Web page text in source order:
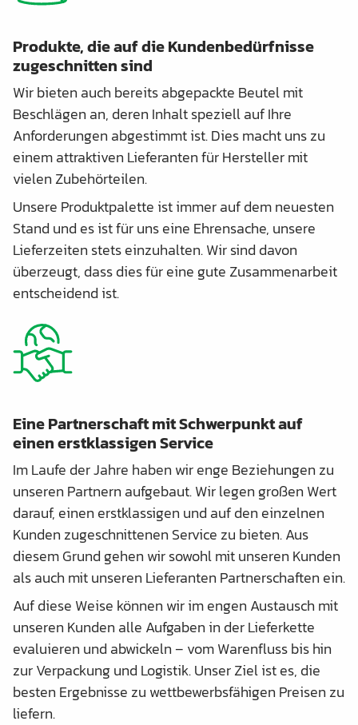
Produkte, die auf die Kundenbedürfnisse
zugeschnitten sind
Wir bieten auch bereits abgepackte Beutel mit
Beschlägen an, deren Inhalt speziell auf Ihre
Anforderungen abgestimmt ist. Dies macht uns zu
einem attraktiven Lieferanten für Hersteller mit
vielen Zubehörteilen.
Unsere Produktpalette ist immer auf dem neuesten
Stand und es ist für uns eine Ehrensache, unsere
Lieferzeiten stets einzuhalten. Wir sind davon
überzeugt, dass dies für eine gute Zusammenarbeit
entscheidend ist.
Eine Partnerschaft mit Schwerpunkt auf
einen erstklassigen Service
Im Laufe der Jahre haben wir enge Beziehungen zu
unseren Partnern aufgebaut. Wir legen großen Wert
darauf, einen erstklassigen und auf den einzelnen
Kunden zugeschnittenen Service zu bieten. Aus
diesem Grund gehen wir sowohl mit unseren Kunden
als auch mit unseren Lieferanten Partnerschaften ein.
Auf diese Weise können wir im engen Austausch mit
unseren Kunden alle Aufgaben in der Lieferkette
evaluieren und abwickeln – vom Warenfluss bis hin
zur Verpackung und Logistik. Unser Ziel ist es, die
besten Ergebnisse zu wettbewerbsfähigen Preisen zu
liefern.